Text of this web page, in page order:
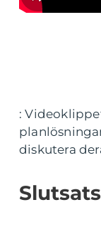
:
diskutera
Slutsats